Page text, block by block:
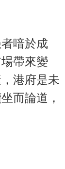
喑於成
帶來變
港府是未
而論道，